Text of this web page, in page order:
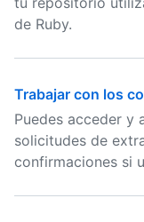
de Ruby.
Trabajar con los
Puedes acceder y
solicitudes de
confirmaciones si